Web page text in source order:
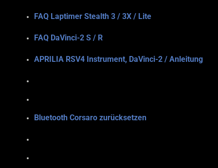
FAQ Laptimer Stealth 3 / 3X / Lite
FAQ DaVinci-2 S / R
APRILIA RSV4 Instrument, DaVinci-2 / Anleitung
Bluetooth Corsaro zurücksetzen